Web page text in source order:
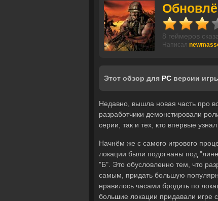
8 геймеров
Написал
Этот обзор для PC версии
Недавно, вышла новая часть про
разработчики демонстировали
серии, так и тех, кто впервые
Начнём же с самого игрового
локации были подогнаны под
"Б". Это обусловленно тем, что
самым, придать большую
нравилось часами бродить по
большие локации придавали игре